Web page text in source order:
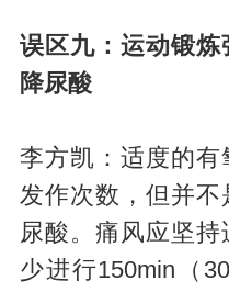
误区九：运动锻
降尿酸
李方凯：适度的
发作次数，但并
尿酸。痛风应坚
少进行150min（